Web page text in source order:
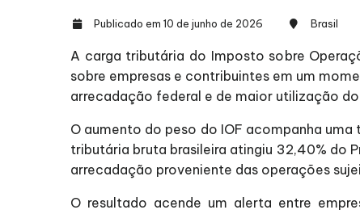
Publicado em 10 de junho de 2026 Brasil
A carga tributária do Imposto sobre
sobre empresas e contribuintes em um
arrecadação federal e de maior utilização
O aumento do peso do IOF acompanha
tributária bruta brasileira atingiu 32,40% do
arrecadação proveniente das operações
O resultado acende um alerta entre